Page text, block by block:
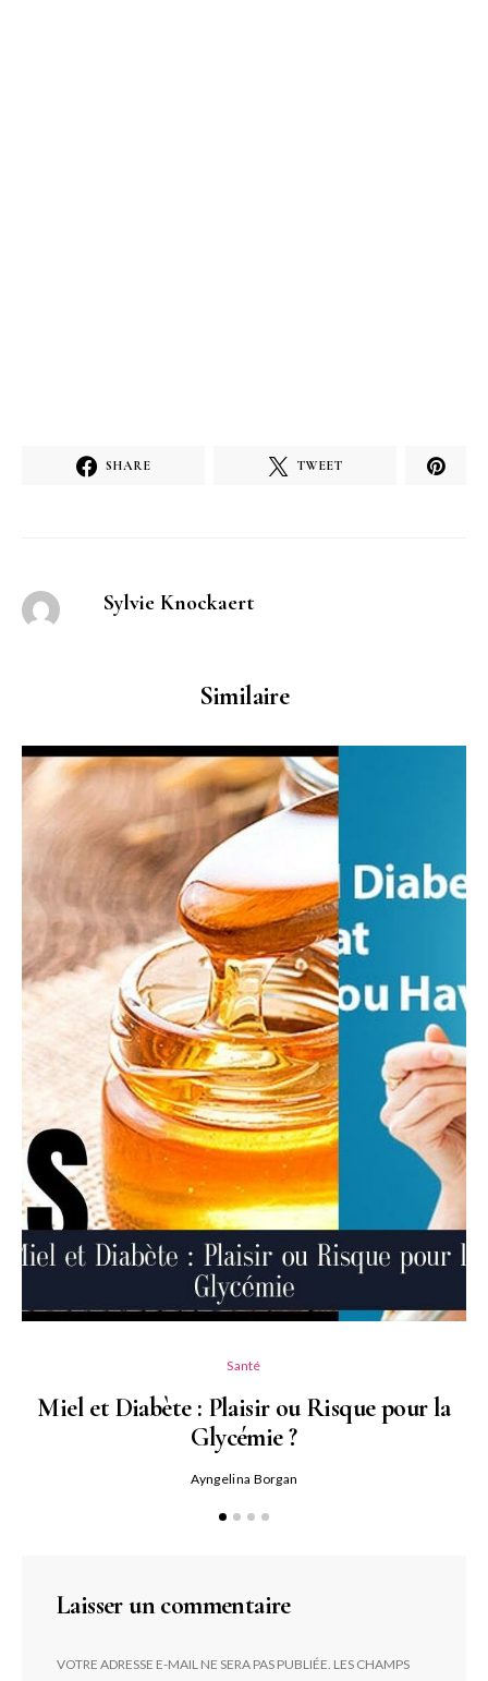
SHARE TWEET
Sylvie Knockaert
Similaire
Santé
Miel et Diabète : Plaisir ou Risque pour la
Glycémie ?
Ayngelina Borgan
Laisser un commentaire
VOTRE ADRESSE E-MAIL NE SERA PAS PUBLIÉE. LES CHAMPS